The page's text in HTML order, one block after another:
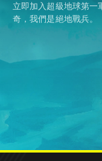
立即加入超級地球第一
奇，我們是絕地戰兵。